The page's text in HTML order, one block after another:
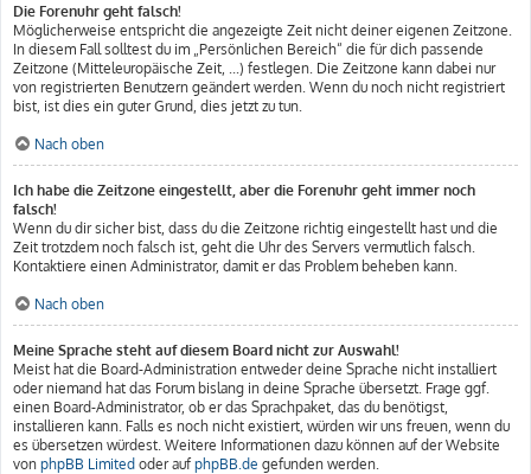
Die Forenuhr geht falsch!
Möglicherweise entspricht die angezeigte Zeit nicht deiner eigenen Zeitzone.
In diesem Fall solltest du im „Persönlichen Bereich“ die für dich passende
Zeitzone (Mitteleuropäische Zeit, ...) festlegen. Die Zeitzone kann dabei nur
von registrierten Benutzern geändert werden. Wenn du noch nicht registriert
bist, ist dies ein guter Grund, dies jetzt zu tun.
Nach oben
Ich habe die Zeitzone eingestellt, aber die Forenuhr geht immer noch
falsch!
Wenn du dir sicher bist, dass du die Zeitzone richtig eingestellt hast und die
Zeit trotzdem noch falsch ist, geht die Uhr des Servers vermutlich falsch.
Kontaktiere einen Administrator, damit er das Problem beheben kann.
Nach oben
Meine Sprache steht auf diesem Board nicht zur Auswahl!
Meist hat die Board-Administration entweder deine Sprache nicht installiert
oder niemand hat das Forum bislang in deine Sprache übersetzt. Frage ggf.
einen Board-Administrator, ob er das Sprachpaket, das du benötigst,
installieren kann. Falls es noch nicht existiert, würden wir uns freuen, wenn du
es übersetzen würdest. Weitere Informationen dazu können auf der Website
von phpBB Limited oder auf phpBB.de gefunden werden.